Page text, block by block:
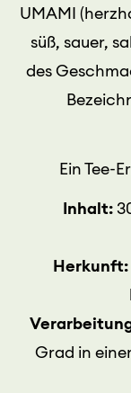
UMAMI
süß, sauer,
des
Ein Tee-
Inhalt:
Herkunft:
Grad in